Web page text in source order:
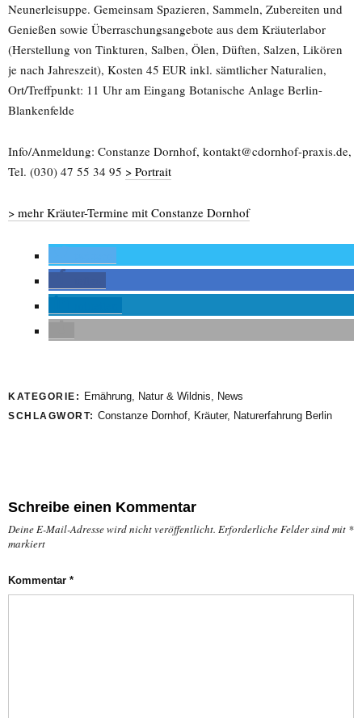
Neunerleisuppe. Gemeinsam Spazieren, Sammeln, Zubereiten und
Genießen sowie Überraschungsangebote aus dem Kräuterlabor
(Herstellung von Tinkturen, Salben, Ölen, Düften, Salzen, Likören
je nach Jahreszeit), Kosten 45 EUR inkl. sämtlicher Naturalien,
Ort/Treffpunkt: 11 Uhr am Eingang Botanische Anlage Berlin-
Blankenfelde
Info/Anmeldung: Constanze Dornhof, kontakt@cdornhof-praxis.de,
Tel. (030) 47 55 34 95 > Portrait
> mehr Kräuter-Termine mit Constanze Dornhof
KATEGORIE: Ernährung, Natur & Wildnis, News
SCHLAGWORT: Constanze Dornhof, Kräuter, Naturerfahrung Berlin
Schreibe einen Kommentar
Deine E-Mail-Adresse wird nicht veröffentlicht. Erforderliche Felder sind mit *
markiert
Kommentar *